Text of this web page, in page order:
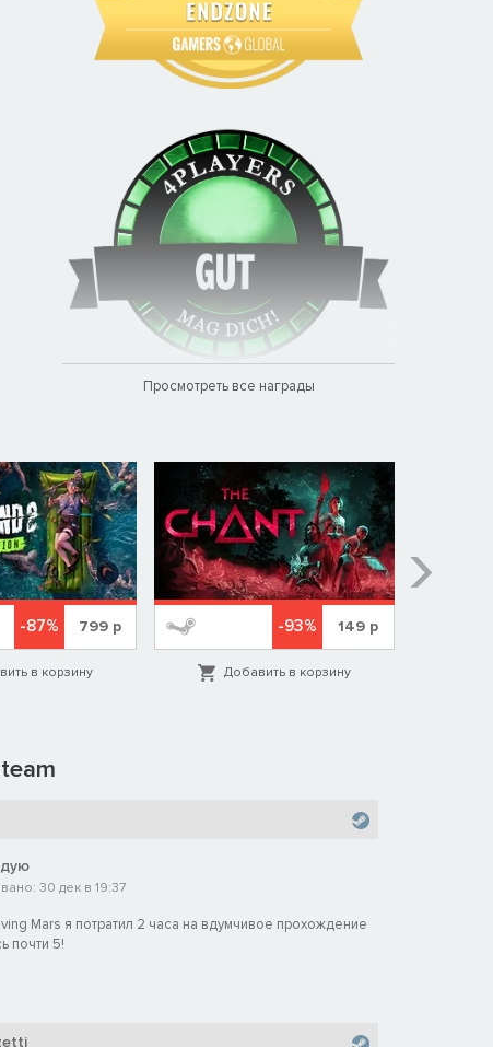
Просмотреть все награды
-87% 799 р
в корзину
-93% 149 р
Добавить в корзину
30 дек в 19:37
Mars я потратил 2 часа на вдумчивое прохождение
почти 5!